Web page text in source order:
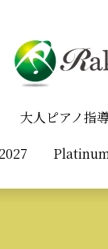
大人ピアノ指
大人ピアノ指